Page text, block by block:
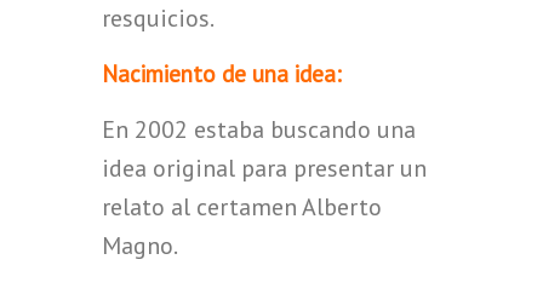
resquicios.
Nacimiento de una idea:
En 2002 estaba buscando una
idea original para presentar un
relato al certamen Alberto
Magno.